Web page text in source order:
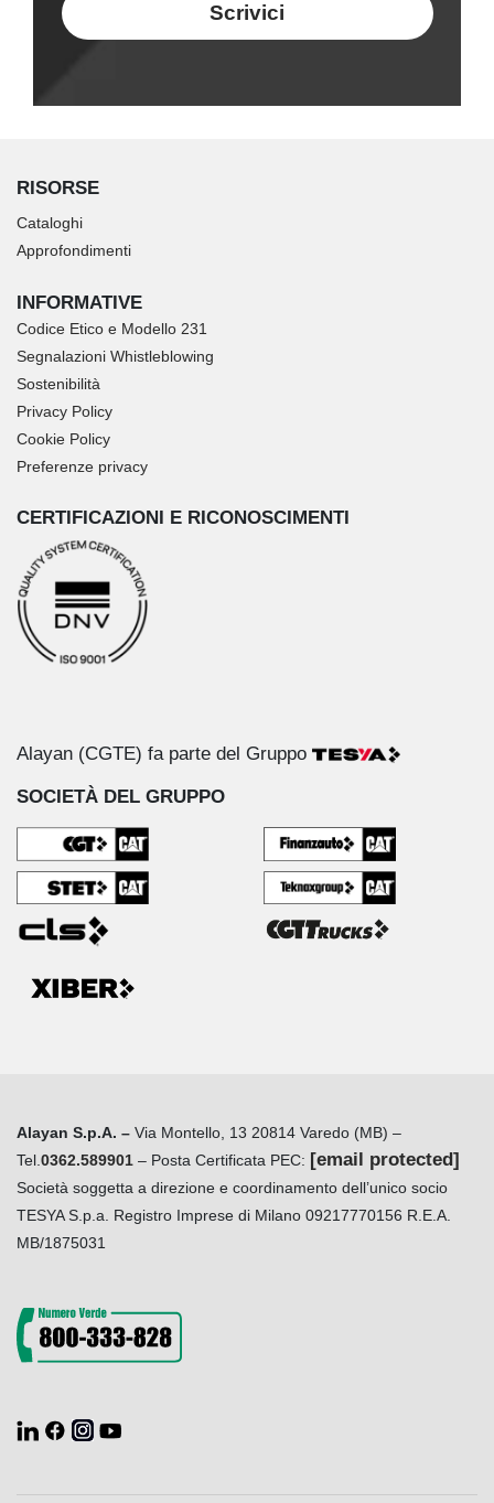
Scrivici
RISORSE
Cataloghi
Approfondimenti
INFORMATIVE
Codice Etico e Modello 231
Segnalazioni Whistleblowing
Sostenibilità
Privacy Policy
Cookie Policy
Preferenze privacy
CERTIFICAZIONI E RICONOSCIMENTI
Alayan (CGTE) fa parte del Gruppo
SOCIETÀ DEL GRUPPO
Alayan S.p.A. – Via Montello, 13 20814 Varedo (MB) –
Tel. 0362.589901 – Posta Certificata PEC: [email protected]
Società soggetta a direzione e coordinamento dell’unico socio
TESYA S.p.a. Registro Imprese di Milano 09217770156 R.E.A.
MB/1875031